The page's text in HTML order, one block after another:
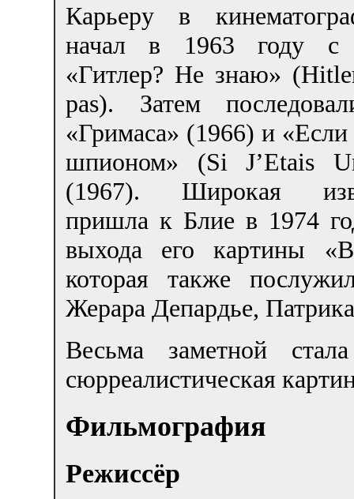
Карьеру в
начал в 1963 году с
«Гитлер? Не знаю»
pas). Затем
«Гримаса» (1966) и
шпионом» (Si J’Etais
(1967). Широкая
пришла к Блие в 1974
выхода его картины
которая также
Жерара Депардье,
Весьма заметной
сюрреалистическая
Фильмография
Режиссёр